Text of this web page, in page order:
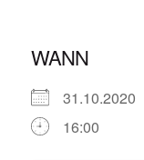
WANN
31.10.2020
16:00